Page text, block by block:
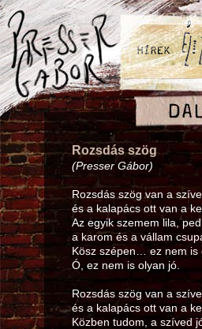
Rozsdás szög
(Presser Gábor)
Rozsdás szög van a
és a kalapács ott van a
Az egyik szemem lila,
a karom és a vállam
Kösz szépen… ez nem is
Ó, ez nem is olyan jó.
Rozsdás szög van a
és a kalapács ott van a
Közben tudom, a szíved